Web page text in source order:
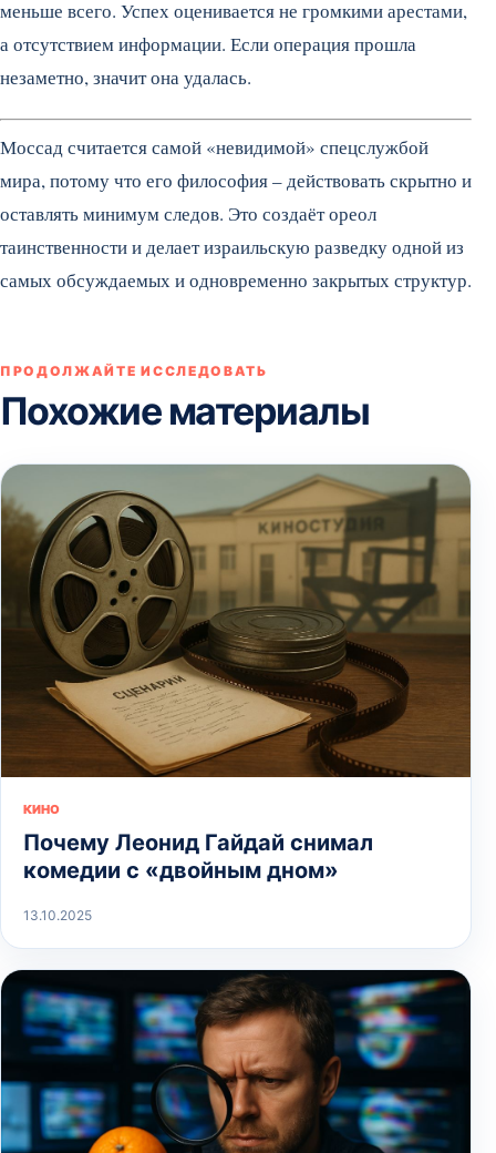
меньше всего. Успех оценивается не громкими арестами,
а отсутствием информации. Если операция прошла
незаметно, значит она удалась.
Моссад считается самой «невидимой» спецслужбой
мира, потому что его философия – действовать скрытно и
оставлять минимум следов. Это создаёт ореол
таинственности и делает израильскую разведку одной из
самых обсуждаемых и одновременно закрытых структур.
ПРОДОЛЖАЙТЕ ИССЛЕДОВАТЬ
Похожие материалы
КИНО
Почему Леонид Гайдай снимал
комедии с «двойным дном»
13.10.2025